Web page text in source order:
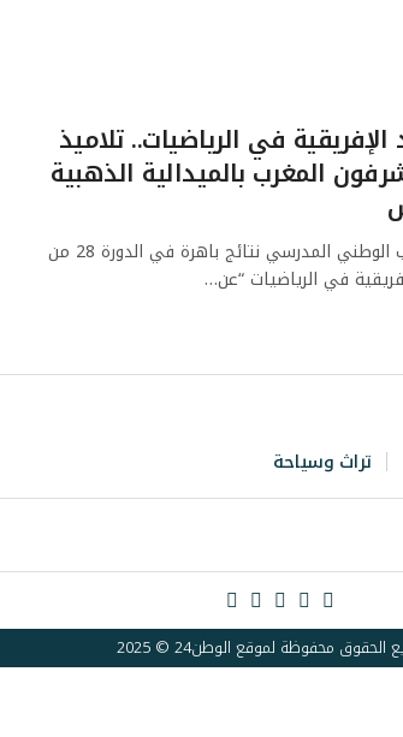
الإفريقية في الرياضيات.. تلاميذ
المغرب بالميدالية الذهبية
حقق المنتخب الوطني المدرسي نتائج باهرة في الدورة 28 من
في الرياضيات “عن…
تراث وسياحة
الحقوق محفوظة لموقع الوطن24 © 2025